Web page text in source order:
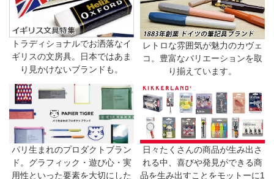
トラディショナルでお洒落なイ
ギリスの文房具。日本ではあま
り見かけないブランドも。
レトロな雰囲気が魅力のカヴェ
コ。豊富なバリエーションを取
り揃えています。
パリ生まれのプロダクトブラン
ド。グラフィック・遊び心・実
用性といった要素を大切にした
日々たくさんの商品が生み出さ
れる中、喜びや発見ができる商
品を生み出すことをモットーに1